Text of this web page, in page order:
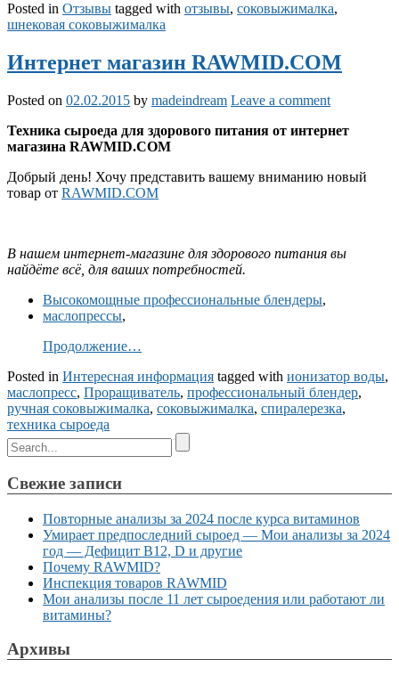
Posted in Отзывы tagged with отзывы, соковыжималка,
шнековая соковыжималка
Интернет магазин RAWMID.COM
Posted on 02.02.2015 by madeindream Leave a comment
Техника сыроеда для здорового питания от интернет
магазина RAWMID.COM
Добрый день! Хочу представить вашему вниманию новый
товар от RAWMID.COM
В нашем интернет-магазине для здорового питания вы
найдёте всё, для ваших потребностей.
Высокомощные профессиональные блендеры,
маслопрессы,
Продолжение…
Posted in Интересная информация tagged with ионизатор воды,
маслопресс, Проращиватель, профессиональный блендер,
ручная соковыжималка, соковыжималка, спиралерезка,
техника сыроеда
Свежие записи
Повторные анализы за 2024 после курса витаминов
Умирает предпоследний сыроед — Мои анализы за 2024
год — Дефицит B12, D и другие
Почему RAWMID?
Инспекция товаров RAWMID
Мои анализы после 11 лет сыроедения или работают ли
витамины?
Архивы